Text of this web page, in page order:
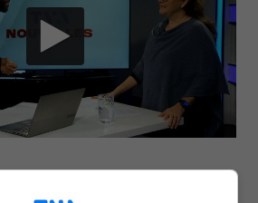
sociale permet